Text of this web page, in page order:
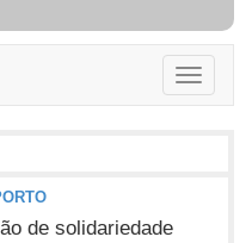
Toggle
de solidariedade